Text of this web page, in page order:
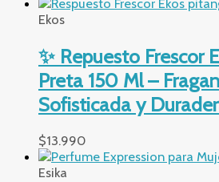
Ekos
✨ Repuesto Frescor
Preta 150 Ml –
Sofisticada y
$13.990
Esika